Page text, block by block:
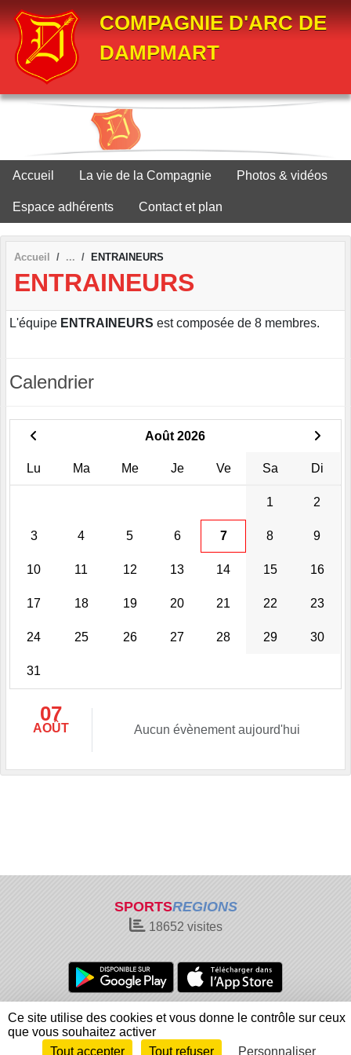
COMPAGNIE D'ARC DE
DAMPMART
Accueil La vie de la Compagnie Photos & vidéos
Espace adhérents Contact et plan
Accueil ENTRAINEURS
ENTRAINEURS
L'équipe ENTRAINEURS est composée de 8 membres.
Calendrier
Août 2026
Lu Ma Me Je Ve Sa Di
1 2
3 4 5 6 7 8 9
10 11 12 13 14 15 16
17 18 19 20 21 22 23
24 25 26 27 28 29 30
31
07
AOÛT Aucun évènement aujourd'hui
SPORTSREGIONS
18652 visites
Charte cookies
Gestion des cookies
Informations légales
Signaler un contenu inapproprié
Envie de participer ?
Panneau de gestion des cookies
Ce site utilise des cookies et vous donne le contrôle sur ceux
que vous souhaitez activer
Tout accepter
Tout refuser Personnaliser